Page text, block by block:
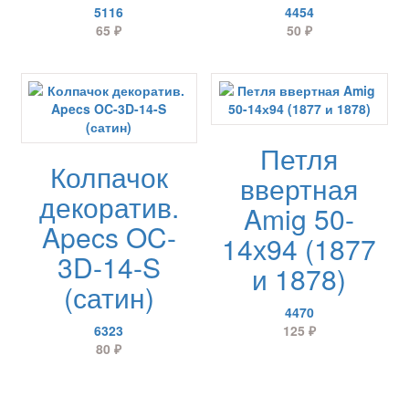
5116
65₽
4454
50 ₽
Колпачок
декоратив.
Apecs OC-
3D-14-S
(сатин)
6323
80₽
Петля
ввертная
Amig 50-
14х94 (1877
и 1878)
4470
125 ₽